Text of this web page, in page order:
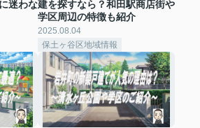
迷わな建を探すなら？和田駅商店街や
学区周辺の特徴も紹介
2025.08.04
保土ヶ谷区地域情報